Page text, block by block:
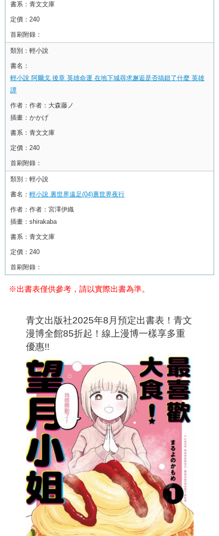
書系： 青文文庫
定價： 240
首刷附錄：
類別： 輕小說
書名：
輕小說 阿爾戈 後章 英雄命運 在地下城尋求邂逅是否搞錯了什麼 英雄
譚
作者： 作者：大森藤ノ
插畫：かかげ
書系： 青文文庫
定價： 240
首刷附錄：
類別： 輕小說
書名： 輕小說 裏世界遠足(04)裏世界夜行
作者： 作者：宮澤伊織
插畫：shirakaba
書系： 青文文庫
定價： 240
首刷附錄：
※出書表僅供參考，請以實際出書為準。
青文出版社2025年8月預定出書表！青文
漫博全館85折起！線上漫博一樣享多重
優惠!!